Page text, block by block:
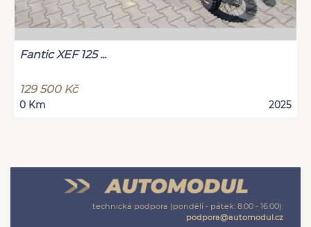
Fantic XEF 125 ...
129 500 Kč
0 Km 2025
technická podpora (pondělí - pátek: 8:00 - 16:00):
podpora@automodul.cz